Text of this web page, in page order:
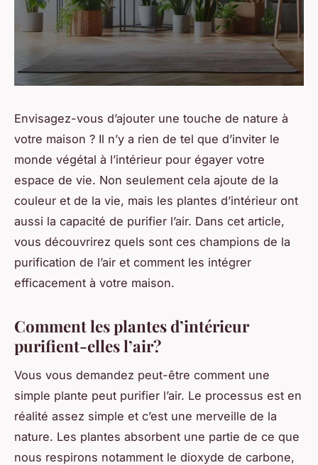
Envisagez-vous d’ajouter une touche de nature à
votre maison ? Il n’y a rien de tel que d’inviter le
monde végétal à l’intérieur pour égayer votre
espace de vie. Non seulement cela ajoute de la
couleur et de la vie, mais les plantes d’intérieur ont
aussi la capacité de purifier l’air. Dans cet article,
vous découvrirez quels sont ces champions de la
purification de l’air et comment les intégrer
efficacement à votre maison.
Comment les plantes d’intérieur
purifient-elles l’air?
Vous vous demandez peut-être comment une
simple plante peut purifier l’air. Le processus est en
réalité assez simple et c’est une merveille de la
nature. Les plantes absorbent une partie de ce que
nous respirons notamment le dioxyde de carbone,